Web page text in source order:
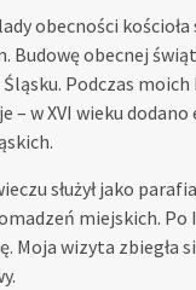
obecności
Budowę obecnej
Podczas
– w XVI wieku
służył jako
miejskich. Po
Moja wizyta zbiegła